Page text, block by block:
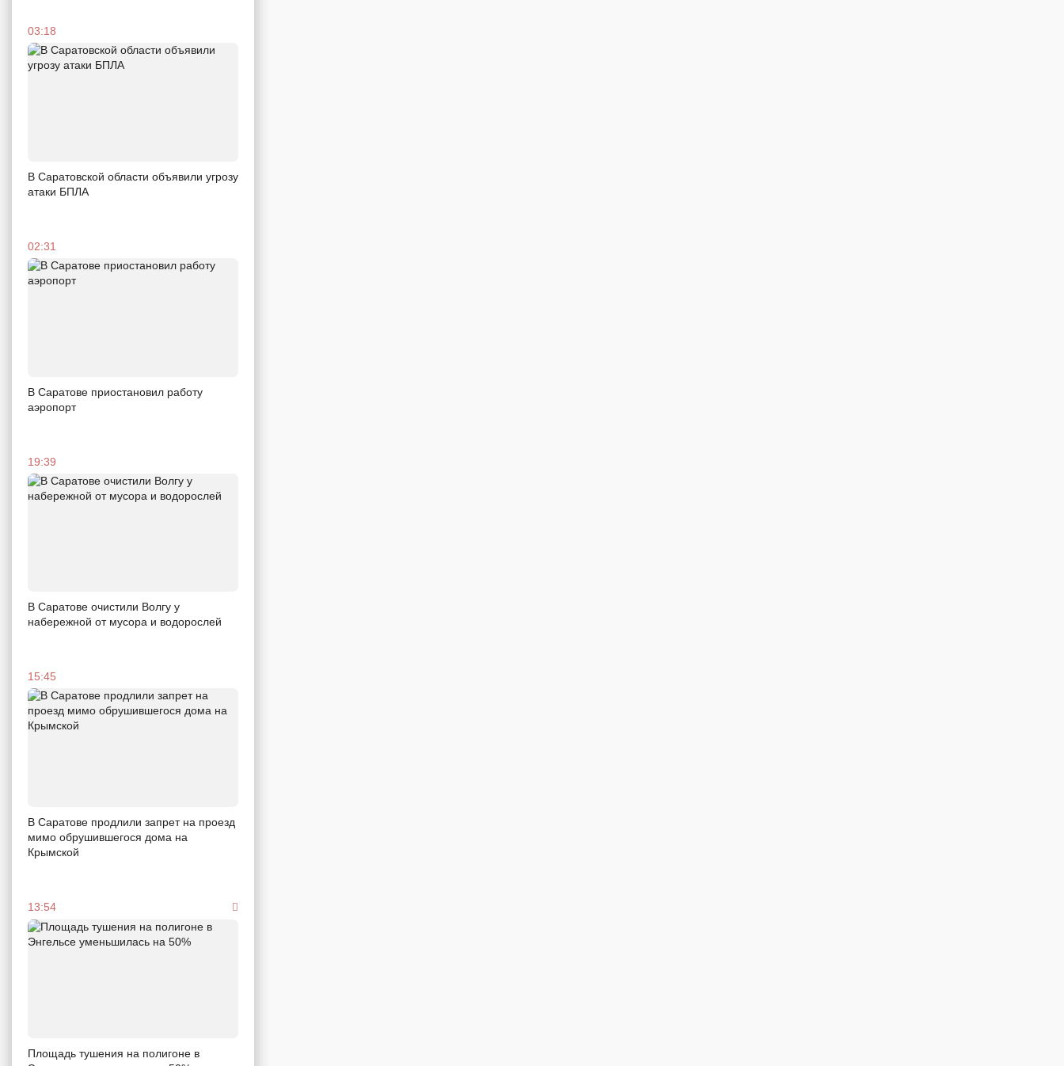
03:18
В Саратовской области объявили угрозу
атаки БПЛА
02:31
В Саратове приостановил работу
аэропорт
19:39
В Саратове очистили Волгу у
набережной от мусора и водорослей
15:45
В Саратове продлили запрет на проезд
мимо обрушившегося дома на
Крымской
13:54
Площадь тушения на полигоне в